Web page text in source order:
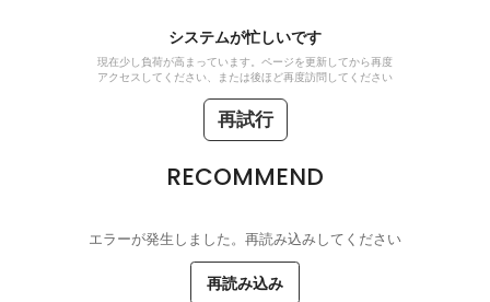
システムが忙しいです
現在少し負荷が高まっています。ページを更新してから再度
アクセスしてください、または後ほど再度訪問してください
再試行
RECOMMEND
エラーが発生しました。再読み込みしてください
再読み込み